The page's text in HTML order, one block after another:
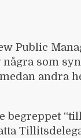
Public
några som
andra
begreppet